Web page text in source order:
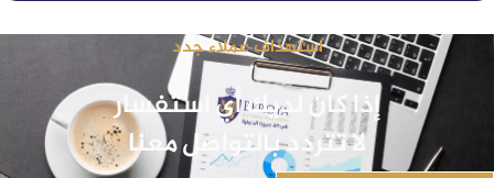
استهداف عملاء جدد
إذا كان لديك أي استفسار
لا تتردد بالتواصل معنا